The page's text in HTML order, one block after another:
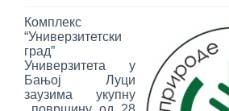
Комплекс
“Универзитетски
град”
Универзитета у
Бањој Луци
заузима укупну